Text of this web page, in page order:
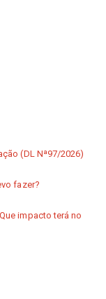
(DL Nª97/2026)
fazer?
impacto terá no